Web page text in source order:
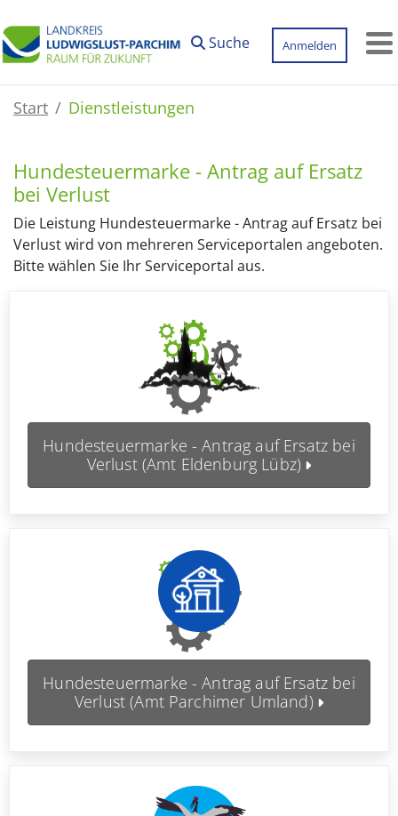
Suche
Anmelden
Start Dienstleistungen
Hundesteuermarke - Antrag auf Ersatz
bei Verlust
Die Leistung Hundesteuermarke - Antrag auf Ersatz bei
Verlust wird von mehreren Serviceportalen angeboten.
Bitte wählen Sie Ihr Serviceportal aus.
Hundesteuermarke - Antrag auf Ersatz bei
Verlust (Amt Eldenburg Lübz)
Hundesteuermarke - Antrag auf Ersatz bei
Verlust (Amt Parchimer Umland)